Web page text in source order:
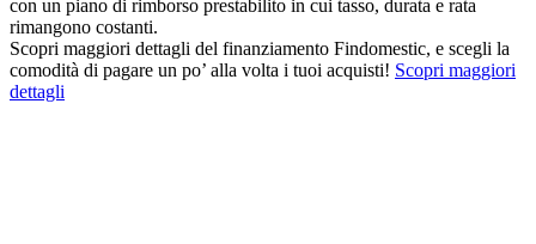
con un piano di rimborso prestabilito in cui tasso, durata e rata
rimangono costanti.
Scopri maggiori dettagli del finanziamento Findomestic, e scegli la
comodità di pagare un po’ alla volta i tuoi acquisti! Scopri maggiori
dettagli